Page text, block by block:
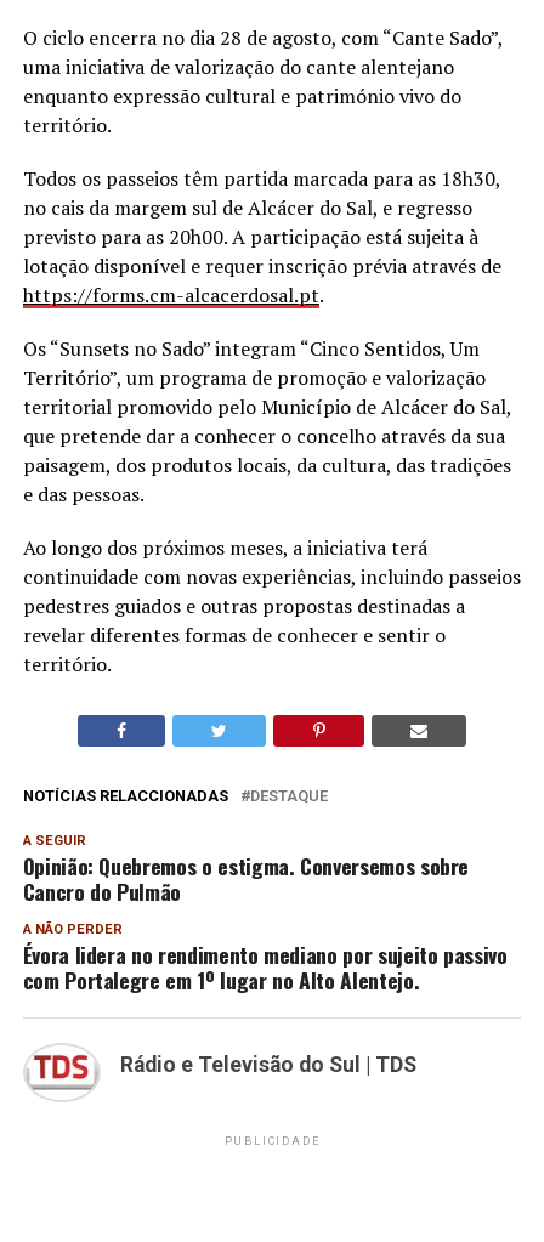
O ciclo encerra no dia 28 de agosto, com “Cante Sado”,
uma iniciativa de valorização do cante alentejano
enquanto expressão cultural e património vivo do
território.
Todos os passeios têm partida marcada para as 18h30,
no cais da margem sul de Alcácer do Sal, e regresso
previsto para as 20h00. A participação está sujeita à
lotação disponível e requer inscrição prévia através de
https://forms.cm-alcacerdosal.pt.
Os “Sunsets no Sado” integram “Cinco Sentidos, Um
Território”, um programa de promoção e valorização
territorial promovido pelo Município de Alcácer do Sal,
que pretende dar a conhecer o concelho através da sua
paisagem, dos produtos locais, da cultura, das tradições
e das pessoas.
Ao longo dos próximos meses, a iniciativa terá
continuidade com novas experiências, incluindo passeios
pedestres guiados e outras propostas destinadas a
revelar diferentes formas de conhecer e sentir o
território.
NOTÍCIAS RELACCIONADAS DESTAQUE
A SEGUIR
Opinião: Quebremos o estigma. Conversemos sobre
Cancro do Pulmão
A NÃO PERDER
Évora lidera no rendimento mediano por sujeito passivo
com Portalegre em 1º lugar no Alto Alentejo.
Rádio e Televisão do Sul | TDS
PUBLICIDADE